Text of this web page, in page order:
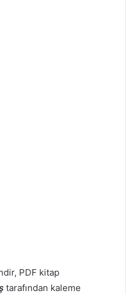
PDF kitap
tarafından kaleme